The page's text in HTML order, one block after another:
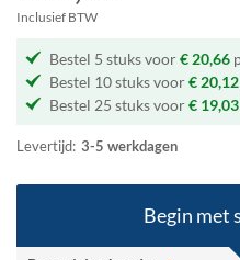
de
gallerij
Inclusief BTW
Bestel 5 stuks voor€ 20,66
Bestel 10 stuks voor€ 20,12
Bestel 25 stuks voor€ 19,03
Levertijd: 3-5 werkdagen
Begin met